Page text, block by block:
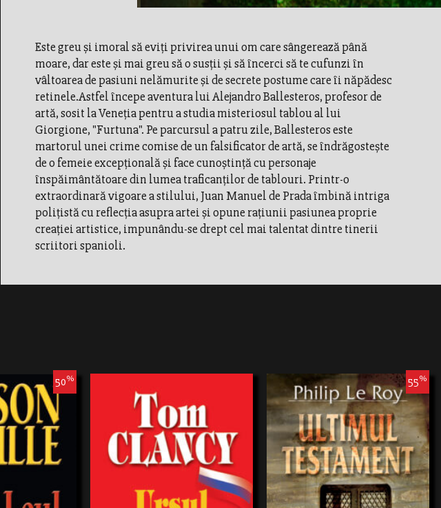
Este greu şi imoral să eviţi privirea unui om care sângerează până
moare, dar este şi mai greu să o susţii şi să încerci să te cufunzi în
vâltoarea de pasiuni nelămurite şi de secrete postume care îi năpădesc
retinele.Astfel începe aventura lui Alejandro Ballesteros, profesor de
artă, sosit la Veneţia pentru a studia misteriosul tablou al lui
Giorgione, "Furtuna". Pe parcursul a patru zile, Ballesteros este
martorul unei crime comise de un falsificator de artă, se îndrăgosteşte
de o femeie excepţională şi face cunoştinţă cu personaje
înspăimântătoare din lumea traficanţilor de tablouri. Printr-o
extraordinară vigoare a stilului, Juan Manuel de Prada îmbină intriga
poliţistă cu reflecţia asupra artei şi opune raţiunii pasiunea proprie
creaţiei artistice, impunându-se drept cel mai talentat dintre tinerii
scriitori spanioli.
50% 55%